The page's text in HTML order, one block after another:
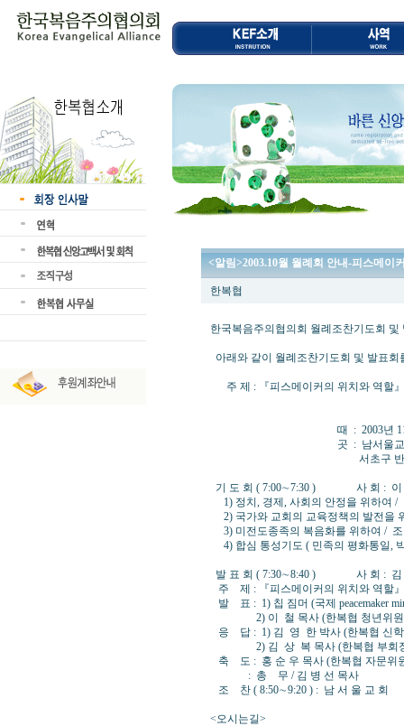
<알림>2003.10월 월례회 안내-피스메이
한복협
한국복음주의협의회 월례조찬기도회 및
아래와 같이 월례조찬기도회 및 발표
주 제 : 『피스메이커의 위치와 역할』
때 : 2003년 11월 10일
곳 : 남서울교회 (이
서초구 반포2동 4-21
기 도 회 ( 7:00∼7:30 ) 사 회 : 이 정
1) 정치, 경제, 사회의 안정을 위하여 /
2) 국가와 교회의 교육정책의 발전을
3) 미전도종족의 복음화를 위하여 / 조
4) 합심 통성기도 ( 민족의 평화통일,
발 표 회 ( 7:30∼8:40 ) 사 회 : 김 명
주 제 : 『피스메이커의 위치와 역할』
발 표 : 1) 칩 짐머 (국제 peacemaker
2) 이 철 목사 (한복협 청년위원장
응 답 : 1) 김 영 한 박사 (한복협 신
2) 김 상 복 목사 (한복협 부회장,
축 도 : 홍 순 우 목사 (한복협 자문위
: 총 무 / 김 병 선 목사
조 찬 ( 8:50∼9:20 ) : 남 서 울 교 회
<오시는길>